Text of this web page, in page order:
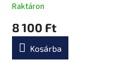
A
átlagos
értékelése
Raktáron
8 100 Ft
Kosárba